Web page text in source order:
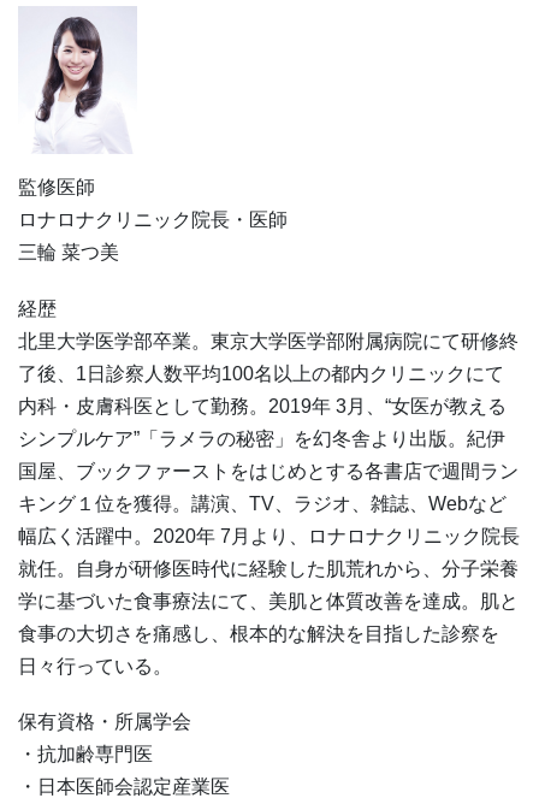
監修医師
ロナロナクリニック院長・医師
三輪 菜つ美
経歴
北里大学医学部卒業。東京大学医学部附属病院にて研修終
了後、1日診察人数平均100名以上の都内クリニックにて
内科・皮膚科医として勤務。2019年 3月、“女医が教える
シンプルケア”「ラメラの秘密」を幻冬舎より出版。紀伊
国屋、ブックファーストをはじめとする各書店で週間ラン
キング１位を獲得。講演、TV、ラジオ、雑誌、Webなど
幅広く活躍中。2020年 7月より、ロナロナクリニック院長
就任。自身が研修医時代に経験した肌荒れから、分子栄養
学に基づいた食事療法にて、美肌と体質改善を達成。肌と
食事の大切さを痛感し、根本的な解決を目指した診察を
日々行っている。
保有資格・所属学会
・抗加齢専門医
・日本医師会認定産業医